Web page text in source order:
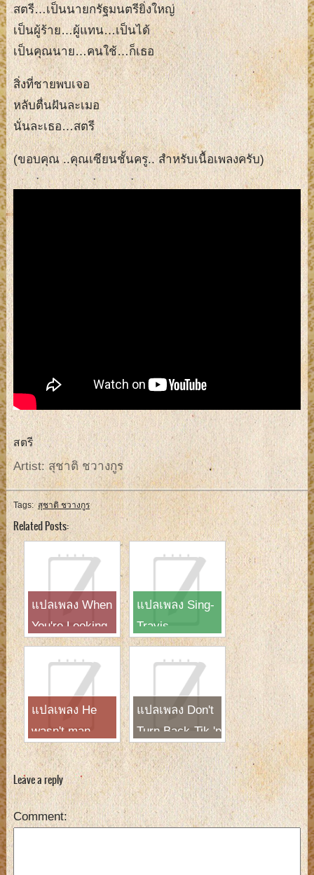
สตรี…เป็นนายกรัฐมนตรียิ่งใหญ่
เป็นผู้ร้าย…ผู้แทน…เป็นได้
เป็นคุณนาย…คนใช้…ก็เธอ
สิ่งที่ชายพบเจอ
หลับตื่นฝันละเมอ
นั่นละเธอ…สตรี
(ขอบคุณ ..คุณเซียนชั้นครู.. สำหรับเนื้อเพลงครับ)
สตรี
Artist: สุชาติ ชวางกูร
Tags:สุชาติ ชวางกูร
Related Posts:
แปลเพลง When
You're Looking
Like That-
Westlife
แปลเพลง Sing-
Travis
แปลเพลง He
wasn't man
enough-Toni
Braxton
แปลเพลง Don't
Turn Back-Tik 'n
Tak
Leave a reply
Comment